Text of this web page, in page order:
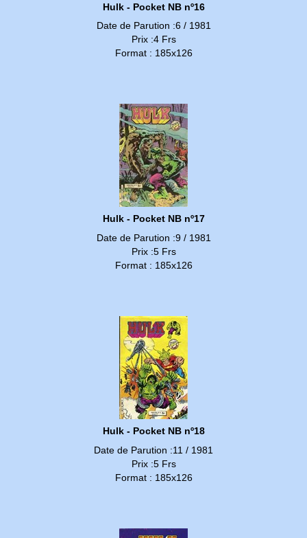
Hulk - Pocket NB nº16
Date de Parution :6 / 1981
Prix :4 Frs
Format : 185x126
Hulk - Pocket NB nº17
Date de Parution :9 / 1981
Prix :5 Frs
Format : 185x126
Hulk - Pocket NB nº18
Date de Parution :11 / 1981
Prix :5 Frs
Format : 185x126